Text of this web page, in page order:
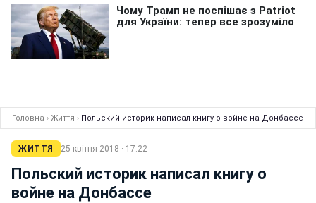
Головна › Життя › Польский историк написал книгу о войне на Донбассе
ЖИТТЯ 25 квітня 2018 · 17:22
Польский историк написал книгу о
войне на Донбассе